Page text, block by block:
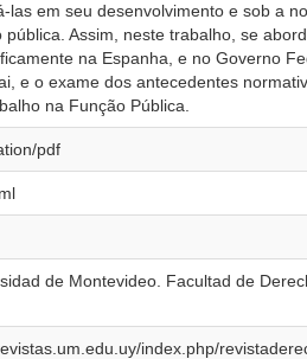
las em seu desenvolvimento e sob a
pública. Assim, neste trabalho, se
na Espanha, e no Governo
e o exame dos antecedentes
na Função Pública.
pdf
de Montevideo. Facultad de
index.php/